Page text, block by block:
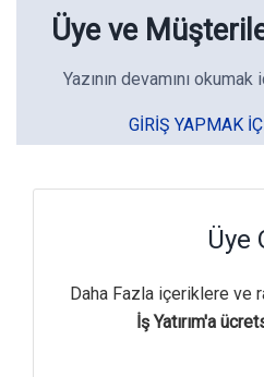
Üye ve
Yazının devamını
GIRIŞ YAPMAK
Üye
Daha Fazla içeriklere ve
İş Yatırım'a